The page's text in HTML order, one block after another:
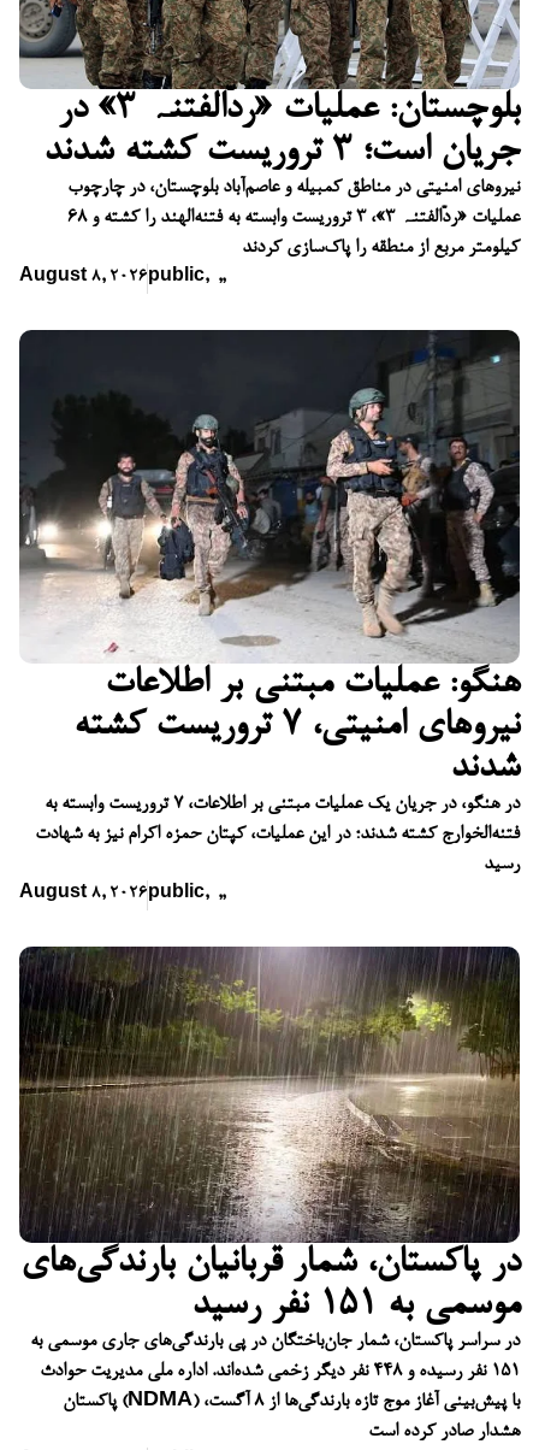
بلوچستان: عملیات «ردّالفتنہ ۳» در
جریان است؛ ۳ تروریست کشته شدند
نیروهای امنیتی در مناطق کمبیله و عاصم‌آباد بلوچستان، در چارچوب
عملیات «ردّالفتنہ ۳»، ۳ تروریست وابسته به فتنه‌الهند را کشته و ۶۸
کیلومتر مربع از منطقه را پاک‌سازی کردند
August 8, 2026 public, ,,
هنگو: عملیات مبتنی بر اطلاعات
نیروهای امنیتی، ۷ تروریست کشته
شدند
در هنگو، در جریان یک عملیات مبتنی بر اطلاعات، ۷ تروریست وابسته به
فتنه‌الخوارج کشته شدند؛ در این عملیات، کپتان حمزه اکرام نیز به شهادت
رسید
August 8, 2026 public, ,,
در پاکستان، شمار قربانیان بارندگی‌های
موسمی به ۱۵۱ نفر رسید
در سراسر پاکستان، شمار جان‌باختگان در پی بارندگی‌های جاری موسمی به
۱۵۱ نفر رسیده و ۴۴۸ نفر دیگر زخمی شده‌اند. اداره ملی مدیریت حوادث
پاکستان (NDMA) با پیش‌بینی آغاز موج تازه بارندگی‌ها از ۸ آگست،
هشدار صادر کرده است